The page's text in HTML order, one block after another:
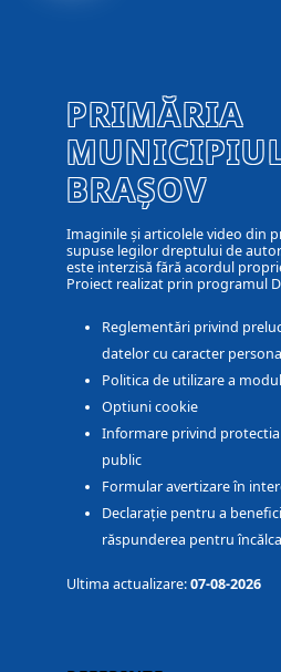
PRIMĂRIA
BRAȘOV
Imaginile și articolele video din
supuse legilor dreptului de
este interzisă fără acordul
Proiect realizat prin programul
Reglementări privind
datelor cu caracter
Politica de utilizare a
Optiuni cookie
Informare privind
public
Formular avertizare în
Declarație pentru a
răspunderea pentru
Ultima actualizare:07-08-2026